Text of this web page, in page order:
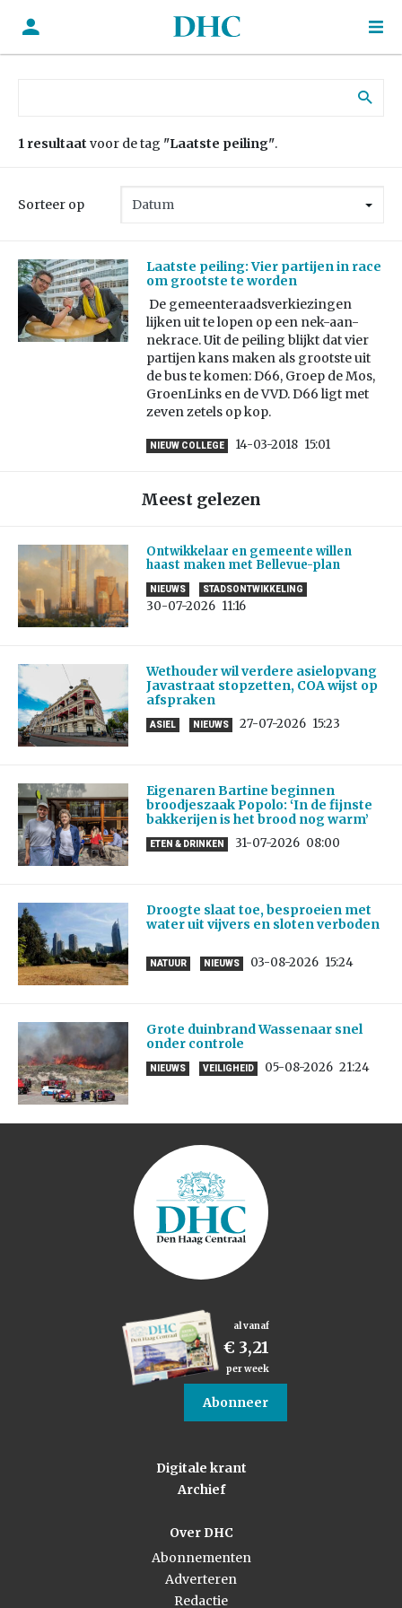
1 resultaat voor de tag "Laatste peiling".
Sorteer op
Laatste peiling: Vier partijen in race
om grootste te worden
De gemeenteraadsverkiezingen
lijken uit te lopen op een nek-aan-
nekrace. Uit de peiling blijkt dat vier
partijen kans maken als grootste uit
de bus te komen: D66, Groep de Mos,
GroenLinks en de VVD. D66 ligt met
zeven zetels op kop.
NIEUW COLLEGE 14-03-2018 15:01
Meest gelezen
Ontwikkelaar en gemeente willen
haast maken met Bellevue-plan
NIEUWS STADSONTWIKKELING
30-07-2026 11:16
Wethouder wil verdere asielopvang
Javastraat stopzetten, COA wijst op
afspraken
ASIEL NIEUWS 27-07-2026 15:23
Eigenaren Bartine beginnen
broodjeszaak Popolo: ‘In de fijnste
bakkerijen is het brood nog warm’
ETEN & DRINKEN 31-07-2026 08:00
Droogte slaat toe, besproeien met
water uit vijvers en sloten verboden
NATUUR NIEUWS 03-08-2026 15:24
Grote duinbrand Wassenaar snel
onder controle
NIEUWS VEILIGHEID 05-08-2026 21:24
al vanaf
€ 3,21
per week
Abonneer
Digitale krant
Archief
Over DHC
Abonnementen
Adverteren
Redactie